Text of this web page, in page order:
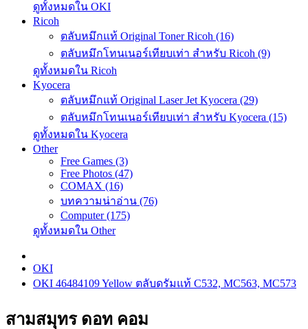
ดูทั้งหมดใน OKI
Ricoh
ตลับหมึกแท้ Original Toner Ricoh (16)
ตลับหมึกโทนเนอร์เทียบเท่า สำหรับ Ricoh (9)
ดูทั้งหมดใน Ricoh
Kyocera
ตลับหมึกแท้ Original Laser Jet Kyocera (29)
ตลับหมึกโทนเนอร์เทียบเท่า สำหรับ Kyocera (15)
ดูทั้งหมดใน Kyocera
Other
Free Games (3)
Free Photos (47)
COMAX (16)
บทความน่าอ่าน (76)
Computer (175)
ดูทั้งหมดใน Other
OKI
OKI 46484109 Yellow ตลับดรัมแท้ C532, MC563, MC573
สามสมุทร ดอท คอม